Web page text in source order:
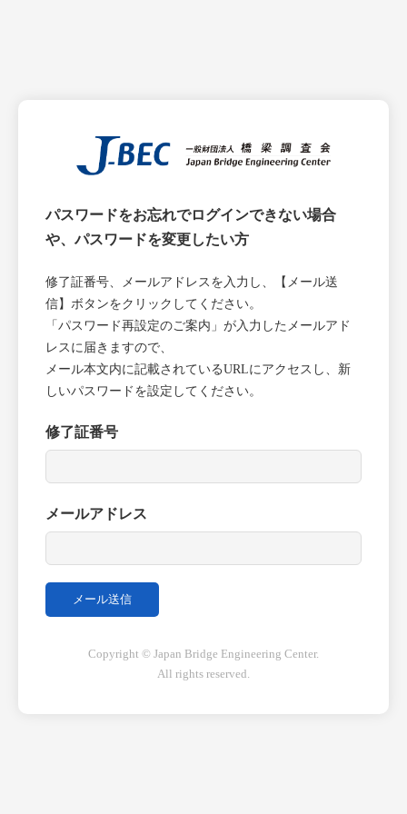
パスワードをお忘れでログインできない場合
や、パスワードを変更したい方
修了証番号、メールアドレスを入力し、【メール送
信】ボタンをクリックしてください。
「パスワード再設定のご案内」が入力したメールアド
レスに届きますので、
メール本文内に記載されているURLにアクセスし、新
しいパスワードを設定してください。
修了証番号
メールアドレス
Copyright © Japan Bridge Engineering Center.
All rights reserved.